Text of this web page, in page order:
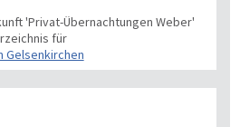
'Privat-Übernachtungen Weber'
für
Gelsenkirchen